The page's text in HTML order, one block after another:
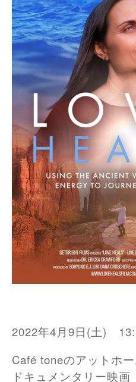
2022年4月9日(土)
Café toneのアットホー
ドキュメンタリー映画